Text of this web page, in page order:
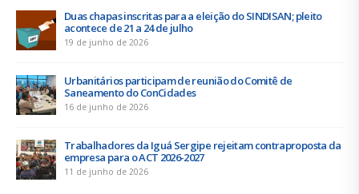
Duas chapas inscritas para a eleição do SINDISAN; pleito
acontece de 21 a 24 de julho
19 de junho de 2026
Urbanitários participam de reunião do Comitê de
Saneamento do ConCidades
16 de junho de 2026
Trabalhadores da Iguá Sergipe rejeitam contraproposta da
empresa para o ACT 2026-2027
11 de junho de 2026